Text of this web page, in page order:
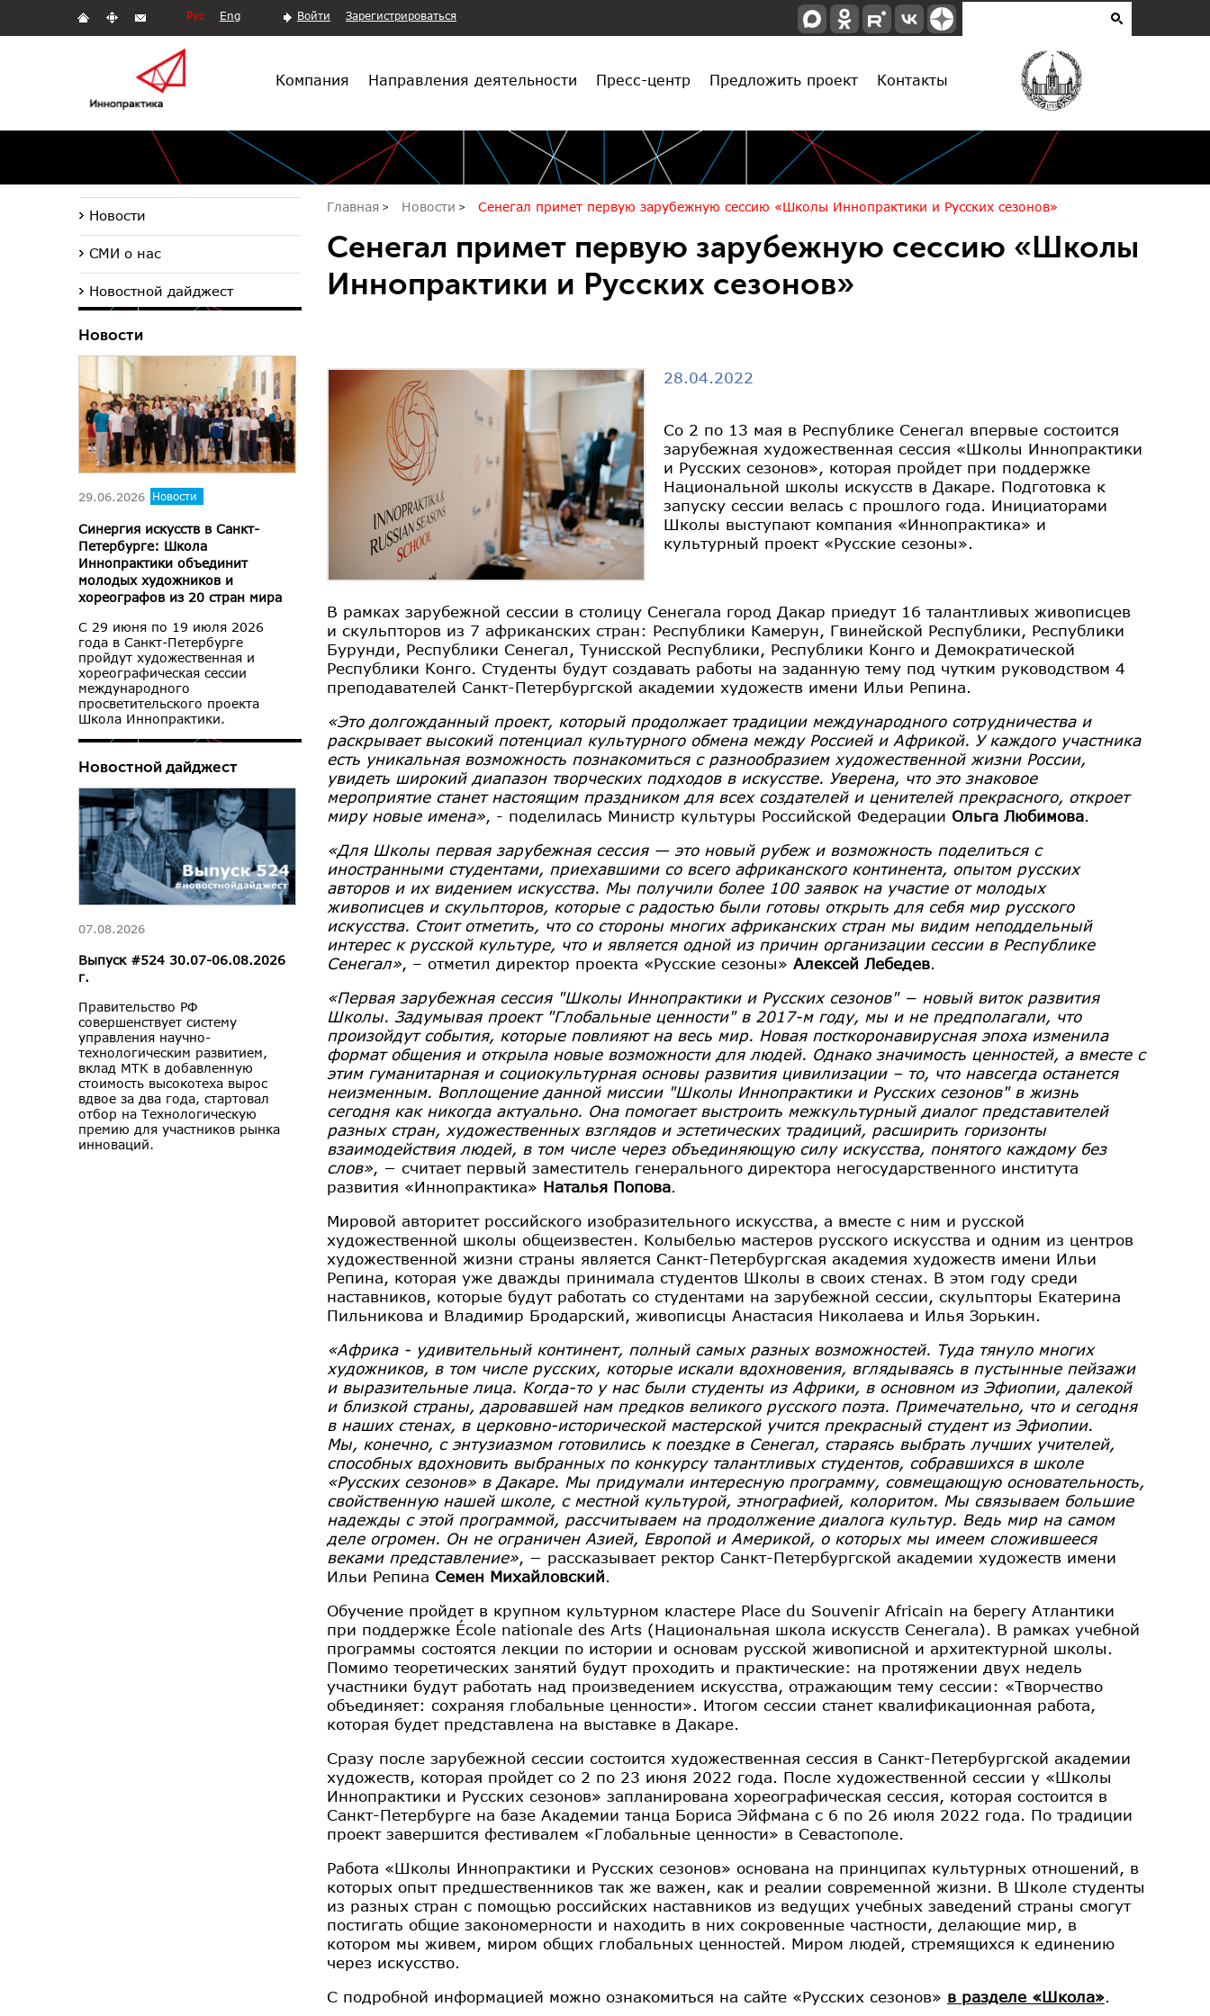
Рус Eng Войти Зарегистрироваться
Компания Направления деятельности Пресс-центр Предложить проект Контакты
Главная Новости Сенегал примет первую зарубежную сессию «Школы Иннопрактики и Русских сезонов»
Сенегал примет первую зарубежную сессию «Школы
Иннопрактики и Русских сезонов»
28.04.2022
Со 2 по 13 мая в Республике Сенегал впервые состоится
зарубежная художественная сессия «Школы Иннопрактики
и Русских сезонов», которая пройдет при поддержке
Национальной школы искусств в Дакаре. Подготовка к
запуску сессии велась с прошлого года. Инициаторами
Школы выступают компания «Иннопрактика» и
культурный проект «Русские сезоны».
В рамках зарубежной сессии в столицу Сенегала город Дакар приедут 16 талантливых живописцев
и скульпторов из 7 африканских стран: Республики Камерун, Гвинейской Республики, Республики
Бурунди, Республики Сенегал, Тунисской Республики, Республики Конго и Демократической
Республики Конго. Студенты будут создавать работы на заданную тему под чутким руководством 4
преподавателей Санкт-Петербургской академии художеств имени Ильи Репина.
«Это долгожданный проект, который продолжает традиции международного сотрудничества и
раскрывает высокий потенциал культурного обмена между Россией и Африкой. У каждого участника
есть уникальная возможность познакомиться с разнообразием художественной жизни России,
увидеть широкий диапазон творческих подходов в искусстве. Уверена, что это знаковое
мероприятие станет настоящим праздником для всех создателей и ценителей прекрасного, откроет
миру новые имена», - поделилась Министр культуры Российской Федерации Ольга Любимова.
«Для Школы первая зарубежная сессия — это новый рубеж и возможность поделиться с
иностранными студентами, приехавшими со всего африканского континента, опытом русских
авторов и их видением искусства. Мы получили более 100 заявок на участие от молодых
живописцев и скульпторов, которые с радостью были готовы открыть для себя мир русского
искусства. Стоит отметить, что со стороны многих африканских стран мы видим неподдельный
интерес к русской культуре, что и является одной из причин организации сессии в Республике
Сенегал», – отметил директор проекта «Русские сезоны» Алексей Лебедев.
«Первая зарубежная сессия "Школы Иннопрактики и Русских сезонов" − новый виток развития
Школы. Задумывая проект "Глобальные ценности" в 2017-м году, мы и не предполагали, что
произойдут события, которые повлияют на весь мир. Новая посткоронавирусная эпоха изменила
формат общения и открыла новые возможности для людей. Однако значимость ценностей, а вместе с
этим гуманитарная и социокультурная основы развития цивилизации – то, что навсегда останется
неизменным. Воплощение данной миссии "Школы Иннопрактики и Русских сезонов" в жизнь
сегодня как никогда актуально. Она помогает выстроить межкультурный диалог представителей
разных стран, художественных взглядов и эстетических традиций, расширить горизонты
взаимодействия людей, в том числе через объединяющую силу искусства, понятого каждому без
слов», − считает первый заместитель генерального директора негосударственного института
развития «Иннопрактика» Наталья Попова.
Мировой авторитет российского изобразительного искусства, а вместе с ним и русской
художественной школы общеизвестен. Колыбелью мастеров русского искусства и одним из центров
художественной жизни страны является Санкт-Петербургская академия художеств имени Ильи
Репина, которая уже дважды принимала студентов Школы в своих стенах. В этом году среди
наставников, которые будут работать со студентами на зарубежной сессии, скульпторы Екатерина
Пильникова и Владимир Бродарский, живописцы Анастасия Николаева и Илья Зорькин.
«Африка - удивительный континент, полный самых разных возможностей. Туда тянуло многих
художников, в том числе русских, которые искали вдохновения, вглядываясь в пустынные пейзажи
и выразительные лица. Когда-то у нас были студенты из Африки, в основном из Эфиопии, далекой
и близкой страны, даровавшей нам предков великого русского поэта. Примечательно, что и сегодня
в наших стенах, в церковно-исторической мастерской учится прекрасный студент из Эфиопии.
Мы, конечно, с энтузиазмом готовились к поездке в Сенегал, стараясь выбрать лучших учителей,
способных вдохновить выбранных по конкурсу талантливых студентов, собравшихся в школе
«Русских сезонов» в Дакаре. Мы придумали интересную программу, совмещающую основательность,
свойственную нашей школе, с местной культурой, этнографией, колоритом. Мы связываем большие
надежды с этой программой, рассчитываем на продолжение диалога культур. Ведь мир на самом
деле огромен. Он не ограничен Азией, Европой и Америкой, о которых мы имеем сложившееся
веками представление», − рассказывает ректор Санкт-Петербургской академии художеств имени
Ильи Репина Семен Михайловский.
Обучение пройдет в крупном культурном кластере Place du Souvenir Africain на берегу Атлантики
при поддержке École nationale des Arts (Национальная школа искусств Сенегала). В рамках учебной
программы состоятся лекции по истории и основам русской живописной и архитектурной школы.
Помимо теоретических занятий будут проходить и практические: на протяжении двух недель
участники будут работать над произведением искусства, отражающим тему сессии: «Творчество
объединяет: сохраняя глобальные ценности». Итогом сессии станет квалификационная работа,
которая будет представлена на выставке в Дакаре.
Сразу после зарубежной сессии состоится художественная сессия в Санкт-Петербургской академии
художеств, которая пройдет со 2 по 23 июня 2022 года. После художественной сессии у «Школы
Иннопрактики и Русских сезонов» запланирована хореографическая сессия, которая состоится в
Санкт-Петербурге на базе Академии танца Бориса Эйфмана с 6 по 26 июля 2022 года. По традиции
проект завершится фестивалем «Глобальные ценности» в Севастополе.
Работа «Школы Иннопрактики и Русских сезонов» основана на принципах культурных отношений, в
которых опыт предшественников так же важен, как и реалии современной жизни. В Школе студенты
из разных стран с помощью российских наставников из ведущих учебных заведений страны смогут
постигать общие закономерности и находить в них сокровенные частности, делающие мир, в
котором мы живем, миром общих глобальных ценностей. Миром людей, стремящихся к единению
через искусство.
С подробной информацией можно ознакомиться на сайте «Русских сезонов» в разделе «Школа».
Новости
СМИ о нас
Новостной дайджест
Новости
29.06.2026 Новости
Синергия искусств в Санкт-
Петербурге: Школа
Иннопрактики объединит
молодых художников и
хореографов из 20 стран мира
С 29 июня по 19 июля 2026
года в Санкт-Петербурге
пройдут художественная и
хореографическая сессии
международного
просветительского проекта
Школа Иннопрактики.
Новостной дайджест
07.08.2026
Выпуск #524 30.07-06.08.2026
г.
Правительство РФ
совершенствует систему
управления научно-
технологическим развитием,
вклад МТК в добавленную
стоимость высокотеха вырос
вдвое за два года, стартовал
отбор на Технологическую
премию для участников рынка
инноваций.